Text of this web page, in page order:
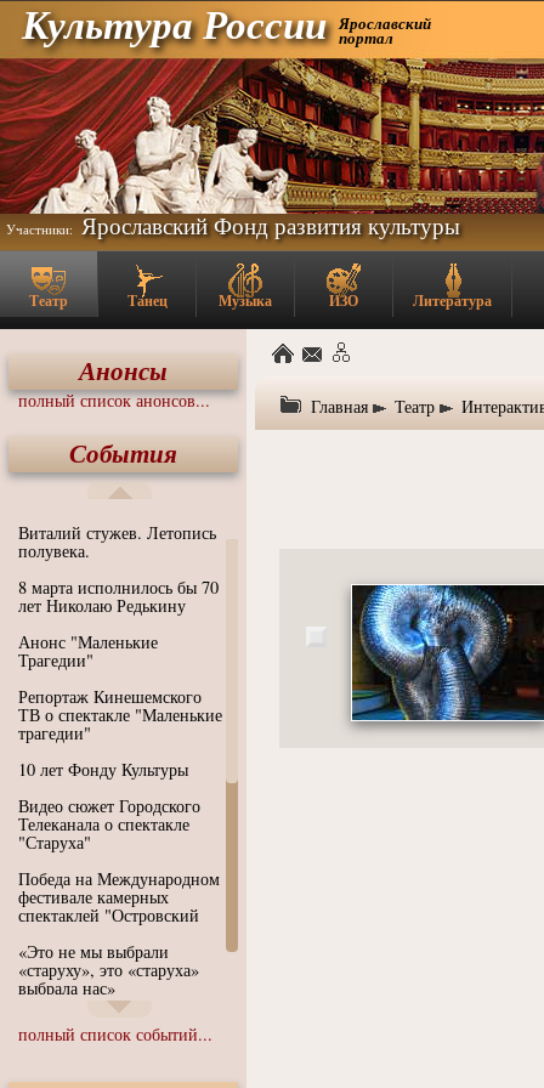
Культура России Ярославский
портал
Участники: Ярославский Фонд развития культуры
Театр Танец Музыка ИЗО Литература
Анонсы
полный список анонсов...
События
Виталий стужев. Летопись
полувека.
8 марта исполнилось бы 70
лет Николаю Редькину
Анонс "Маленькие
Трагедии"
Репортаж Кинешемского
ТВ о спектакле "Маленькие
трагедии"
10 лет Фонду Культуры
Видео сюжет Городского
Телеканала о спектакле
"Старуха"
Победа на Международном
фестивале камерных
спектаклей "Островский
«Это не мы выбрали
«старуху», это «старуха»
выбрала нас»
Иммерсивный спектакль
"Язык чистого полета
полный список событий...
Главная Театр